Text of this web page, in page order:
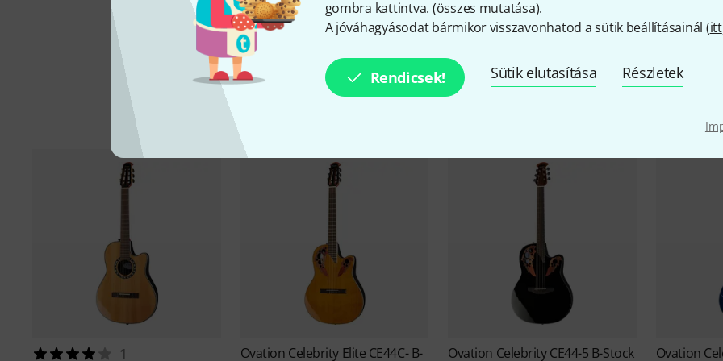
gombra kattintva. (összes mutatása).
A jóváhagyásodat bármikor visszavonhatod a sütik beállításainál (itt
Rendicsek! Sütik elutasítása Részletek
Ovation akciói
1
Ovation Celebrity Elite CE44C- B-
Ovation Celebrity CE44-5 B-Stock Ovation